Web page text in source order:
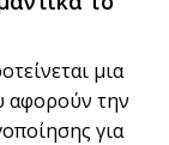
μια
αφορούν την
για